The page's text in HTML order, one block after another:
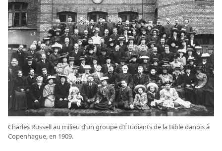
Charles Russell au milieu d’un groupe d’Étudiants de la Bible danois à
Copenhague, en 1909.